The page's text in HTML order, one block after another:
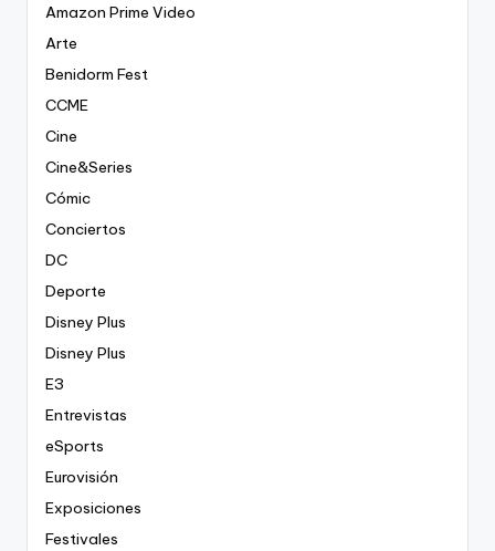
Amazon Prime Video
Arte
Benidorm Fest
CCME
Cine
Cine&Series
Cómic
Conciertos
DC
Deporte
Disney Plus
Disney Plus
E3
Entrevistas
eSports
Eurovisión
Exposiciones
Festivales